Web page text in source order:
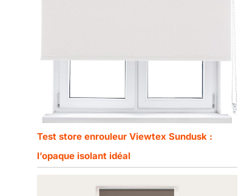
Test store enrouleur Viewtex Sundusk :
l’opaque isolant idéal